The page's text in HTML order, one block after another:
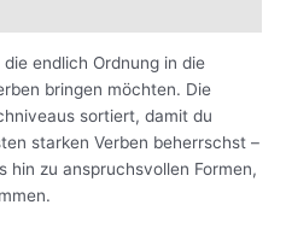
endlich Ordnung in die
bringen möchten. Die
sortiert, damit du
starken Verben beherrschst –
hin zu anspruchsvollen Formen,